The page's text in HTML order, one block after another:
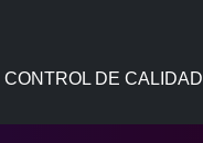
CONTROL DE CALIDAD